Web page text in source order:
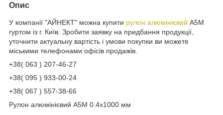
Опис
У компанії "АЙНЕКТ" можна купити рулон алюмінієвий А5М
гуртом із г. Київ. Зробити заявку на придбання продукції,
уточнити актуальну вартість і умови покупки ви можете
міськими телефонами офісів продажів.
+38( 063 ) 207-46-27
+38( 095 ) 933-00-24
+38( 067 ) 557-38-66
Рулон алюмінієвий А5М 0.4х1000 мм